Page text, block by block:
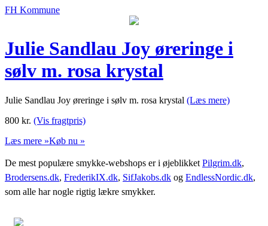
FH Kommune
Julie Sandlau Joy øreringe i
sølv m. rosa krystal
Julie Sandlau Joy øreringe i sølv m. rosa krystal (Læs mere)
800 kr. (Vis fragtpris)
Læs mere »Køb nu »
De mest populære smykke-webshops er i øjeblikket Pilgrim.dk,
Brodersens.dk, FrederikIX.dk, SifJakobs.dk og EndlessNordic.dk,
som alle har nogle rigtig lækre smykker.